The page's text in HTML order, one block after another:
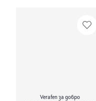
Verafen за добро